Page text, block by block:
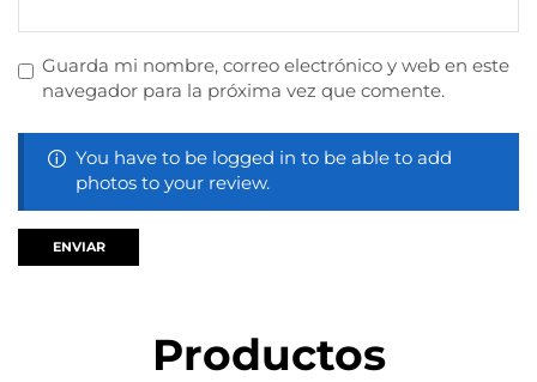
Guarda mi nombre, correo electrónico y web en este
navegador para la próxima vez que comente.
You have to be logged in to be able to add
photos to your review.
Productos